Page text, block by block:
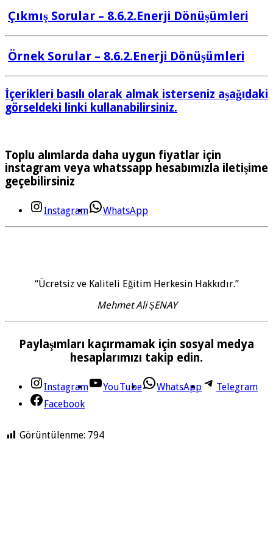
Çıkmış Sorular – 8.6.2.Enerji Dönüşümleri
Örnek Sorular – 8.6.2.Enerji Dönüşümleri
İçerikleri basılı olarak almak isterseniz aşağıdaki
görseldeki linki kullanabilirsiniz.
Toplu alımlarda daha uygun fiyatlar için
instagram veya whatssapp hesabımızla iletişime
geçebilirsiniz
Instagram WhatsApp
“Ücretsiz ve Kaliteli Eğitim Herkesin Hakkıdır.”
Mehmet Ali ŞENAY
Paylaşımları kaçırmamak için sosyal medya
hesaplarımızı takip edin.
Instagram YouTube WhatsApp
Telegram
Facebook
Görüntülenme: 794